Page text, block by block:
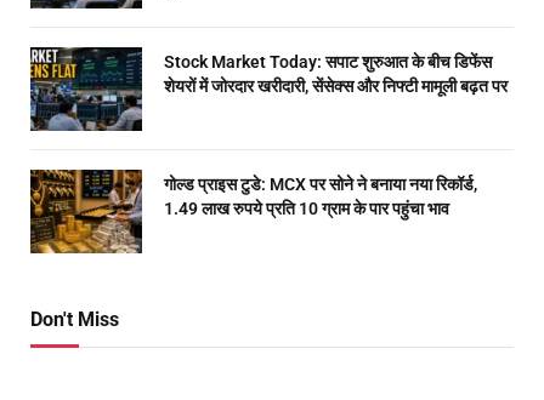
Stock Market Today: सपाट शुरुआत के बीच डिफेंस
शेयरों में जोरदार खरीदारी, सेंसेक्स और निफ्टी मामूली बढ़त पर
गोल्ड प्राइस टुडे: MCX पर सोने ने बनाया नया रिकॉर्ड,
1.49 लाख रुपये प्रति 10 ग्राम के पार पहुंचा भाव
Don't Miss